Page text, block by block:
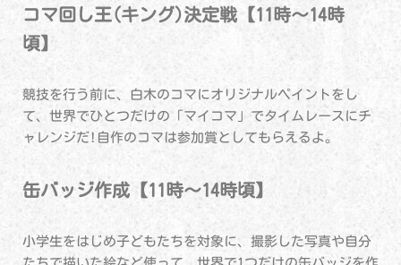
コマ回し王(キング)決定戦【11時～14時
頃】
競技を行う前に、白木のコマにオリジナルペイントをし
て、世界でひとつだけの「マイコマ」でタイムレースにチ
ャレンジだ!自作のコマは参加賞としてもらえるよ。
缶バッジ作成【11時～14時頃】
小学生をはじめ子どもたちを対象に、撮影した写真や自分